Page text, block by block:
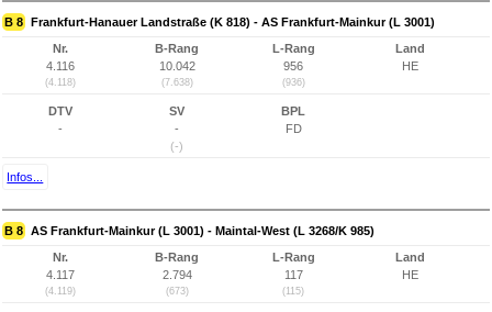
B 8 Frankfurt-Hanauer Landstraße (K 818) - AS Frankfurt-Mainkur (L 3001)
Nr.
4.116
(4.118)
B-Rang
10.042
(7.638)
L-Rang
956
(936)
Land
HE
DTV
-
SV
-
(-)
BPL
FD
Infos...
B 8 AS Frankfurt-Mainkur (L 3001) - Maintal-West (L 3268/K 985)
Nr.
4.117
(4.119)
B-Rang
2.794
(673)
L-Rang
117
(115)
Land
HE